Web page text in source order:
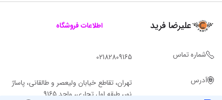
علیرضا فرید اطلاعات فروشگاه
شماره تماس 02182809165
آدرس
تهران، تقاطع خیابان ولیعصر و طالقانی، پاساژ
نور، طبقه اول تجاری، واحد 9165